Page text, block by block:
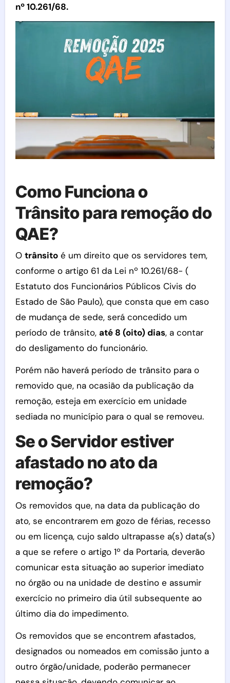
nº 10.261/68.
Como Funciona o
Trânsito para remoção do
QAE?
O trânsitoé um direito que os servidores tem,
conforme o artigo 61 da Lei nº 10.261/68- (
Estatuto dos Funcionários Públicos Civis do
Estado de São Paulo), que consta que em caso
de mudança de sede, será concedido um
período de trânsito, até 8 (oito) dias, a contar
do desligamento do funcionário.
Porém não haverá período de trânsito para o
removido que, na ocasião da publicação da
remoção, esteja em exercício em unidade
sediada no município para o qual se removeu.
Se o Servidor estiver
afastado no ato da
remoção?
Os removidos que, na data da publicação do
ato, se encontrarem em gozo de férias, recesso
ou em licença, cujo saldo ultrapasse a(s) data(s)
a que se refere o artigo 1º da Portaria, deverão
comunicar esta situação ao superior imediato
no órgão ou na unidade de destino e assumir
exercício no primeiro dia útil subsequente ao
último dia do impedimento.
Os removidos que se encontrem afastados,
designados ou nomeados em comissão junto a
outro órgão/unidade, poderão permanecer